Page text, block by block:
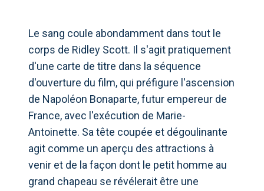
Le sang coule abondamment dans tout le
corps de Ridley Scott. Il s'agit pratiquement
d'une carte de titre dans la séquence
d'ouverture du film, qui préfigure l'ascension
de Napoléon Bonaparte, futur empereur de
France, avec l'exécution de Marie-
Antoinette. Sa tête coupée et dégoulinante
agit comme un aperçu des attractions à
venir et de la façon dont le petit homme au
grand chapeau se révélerait être une